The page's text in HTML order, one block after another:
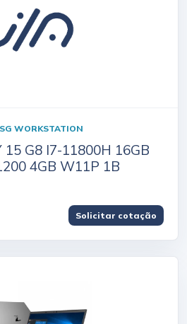
WORKSTATION
15 G8 I7-11800H 16GB
4GB W11P 1B
Solicitar cotação